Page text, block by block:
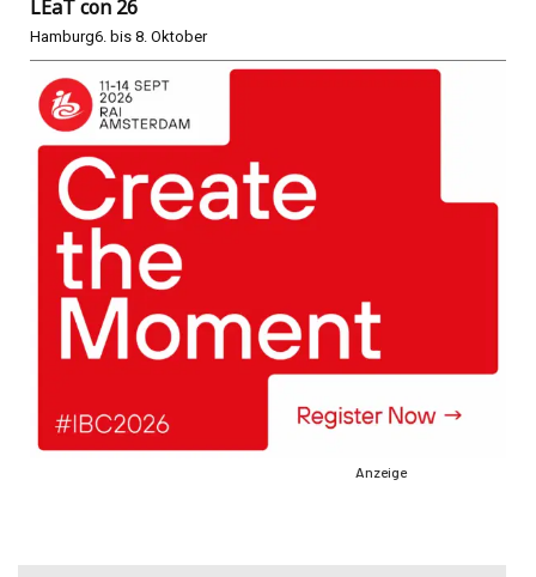
LEaT con 26
Hamburg6. bis 8. Oktober
Anzeige